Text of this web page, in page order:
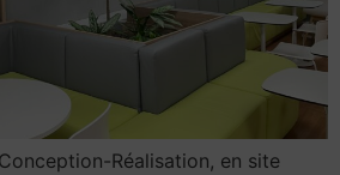
Réalisation, en site